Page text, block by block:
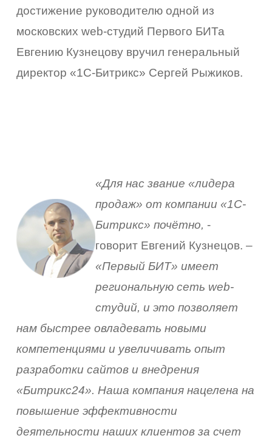
достижение руководителю одной из
московских web-студий Первого БИТа
Евгению Кузнецову вручил генеральный
директор «1С-Битрикс» Сергей Рыжиков.
«Для нас звание «лидера
продаж» от компании «1С-
Битрикс» почётно,-
говорит Евгений Кузнецов. –
«Первый БИТ» имеет
региональную сеть web-
студий, и это позволяет
нам быстрее овладевать новыми
компетенциями и увеличивать опыт
разработки сайтов и внедрения
«Битрикс24». Наша компания нацелена на
повышение эффективности
деятельности наших клиентов за счет